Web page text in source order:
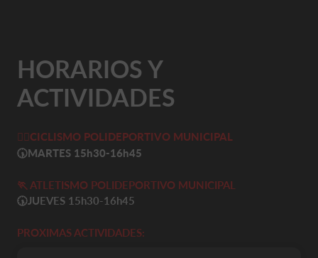
HORARIOS Y
ACTIVIDADES
🚴‍♀️CICLISMO POLIDEPORTIVO MUNICIPAL
🕠MARTES 15h30-16h45
🏃 ATLETISMO POLIDEPORTIVO MUNICIPAL
🕠JUEVES 15h30-16h45
PROXIMAS ACTIVIDADES: